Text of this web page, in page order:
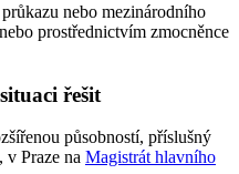
nebo mezinárodního
prostřednictvím zmocněnce
řešit
působností, příslušný
v Praze na Magistrát hlavního